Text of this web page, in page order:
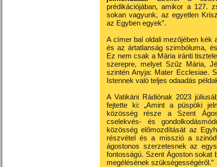
prédikációjában, amikor a 127.
sokan vagyunk, az egyetlen
az Egyben egyek”.
A címer bal oldali mezőjében kék
és az ártatlanság szimbóluma,
Ez nem csak a Mária iránti
szerepre, melyet Szűz Mária,
szintén Anyja: Mater Ecclesiae.
Istennek való teljes odaadás
A Vatikáni Rádiónak 2023
fejtette ki: „Amint a püspöki
közösség része a Szent
cselekvés- és
közösség előmozdítását az
részvétel és a misszió a
ágostonos szerzetesnek az
fontosságú. Szent Ágoston
megélésének szükségességéről.”